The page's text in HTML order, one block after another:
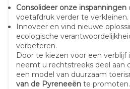
Consolideer onze inspanningen
voetafdruk verder te verkleinen.
Innoveer en vind nieuwe
ecologische
verbeteren.
Door te kiezen voor een verblijf
neemt u rechtstreeks deel aan
een model van duurzaam
van de Pyreneeën te promoten.